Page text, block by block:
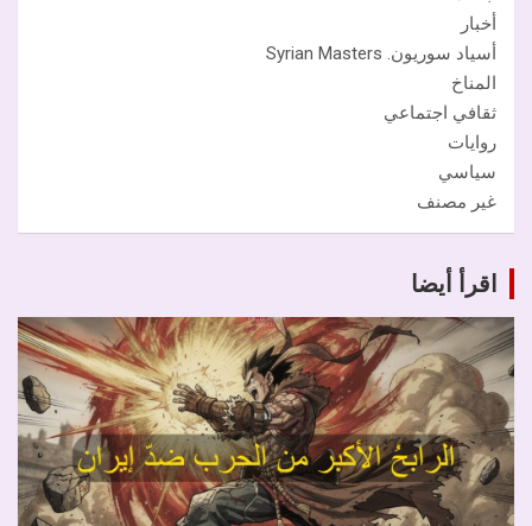
أخبار
أسياد سوريون. Syrian Masters
المناخ
ثقافي اجتماعي
روايات
سياسي
غير مصنف
اقرأ أيضا